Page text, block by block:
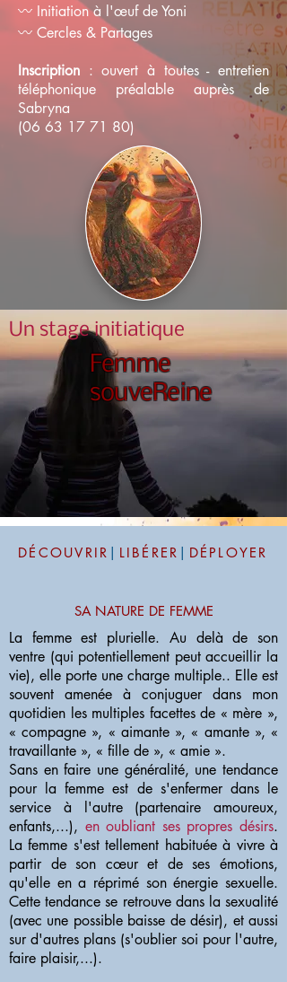
〰️ Initiation à l'œuf de Yoni
〰️ Cercles & Partages
Inscription : ouvert à toutes - entretien
téléphonique préalable auprès de
Sabryna
(06 63 17 71 80)
Un stage initiatique
Femme
souveReine
DÉCOUVRIR | LIBÉRER | DÉPLOYER
SA NATURE DE FEMME
La femme est plurielle. Au delà de son
ventre (qui potentiellement peut accueillir la
vie), elle porte une charge multiple.. Elle est
souvent amenée à conjuguer dans mon
quotidien les multiples facettes de « mère »,
« compagne », « aimante », « amante », «
travaillante », « fille de », « amie ».
Sans en faire une généralité, une tendance
pour la femme est de s'enfermer dans le
service à l'autre (partenaire amoureux,
enfants,...), en oubliant ses propres désirs.
La femme s'est tellement habituée à vivre à
partir de son cœur et de ses émotions,
qu'elle en a réprimé son énergie sexuelle.
Cette tendance se retrouve dans la sexualité
(avec une possible baisse de désir), et aussi
sur d'autres plans (s'oublier soi pour l'autre,
faire plaisir,...).